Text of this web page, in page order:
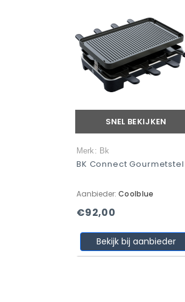
SNEL BEKIJKEN
Merk: Bk
BK Connect Gourmetstel
Aanbieder: Coolblue
€92,00
Bekijk bij aanbieder